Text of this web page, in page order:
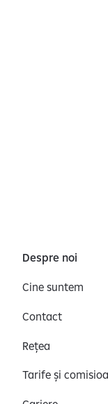
Despre noi
Cine suntem
Contact
Rețea
Tarife și